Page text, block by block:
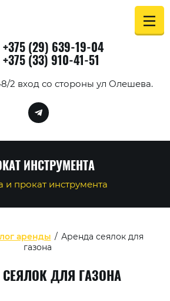
2 вход со стороны ул Олешева.
+375 (29) 639-19-04
+375 (33) 910-41-51
ИНСТРУМЕНТА
и прокат инструмента
аренды / Аренда сеялок для
газона
СЕЯЛОК ДЛЯ ГАЗОНА